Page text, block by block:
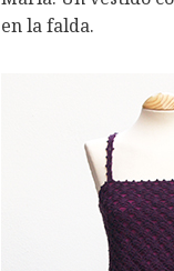
en la falda.